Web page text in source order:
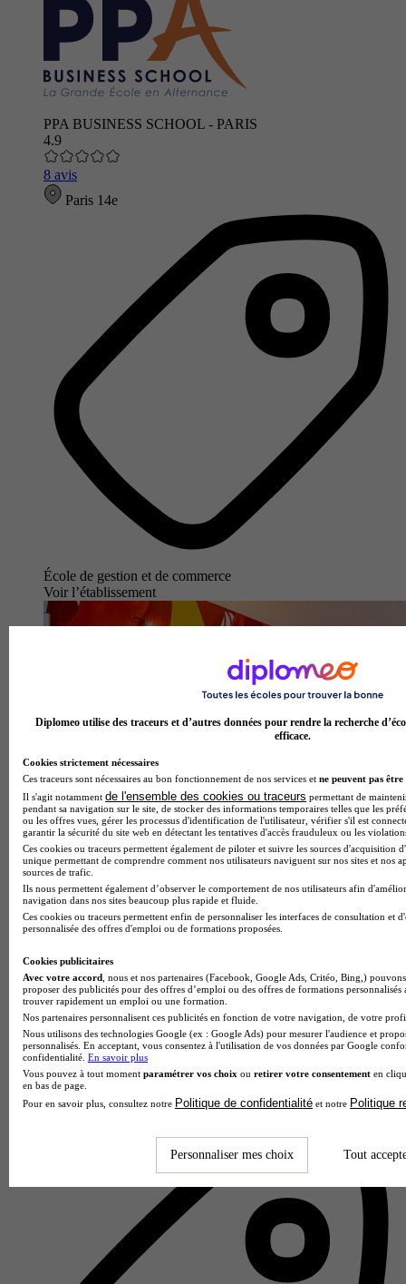
PPA BUSINESS SCHOOL - PARIS
4.9
8 avis
Paris 14e
École de gestion et de commerce
Voir l’établissement
IFAG - Paris
4.6
13 avis
Diplomeo utilise des traceurs et d’autres données pour rendre la recherche
efficace.
Cookies strictement nécessaires
Ces traceurs sont nécessaires au bon fonctionnement de nos services et ne peuvent pas être
Il s'agit notamment de l'ensemble des cookies ou traceurs permettant de
pendant sa navigation sur le site, de stocker des informations temporaires telles que les
ou les offres vues, gérer les processus d'identification de l'utilisateur, vérifier s'il est
garantir la sécurité du site web en détectant les tentatives d'accès frauduleux ou les
Ces cookies ou traceurs permettent également de piloter et suivre les sources d'acquisition
unique permettant de comprendre comment nos utilisateurs naviguent sur nos sites et nos
sources de trafic.
Ils nous permettent également d’observer le comportement de nos utilisateurs afin
navigation dans nos sites beaucoup plus rapide et fluide.
Ces cookies ou traceurs permettent enfin de personnaliser les interfaces de consultation et
personnalisée des offres d'emploi ou de formations proposées.
Cookies publicitaires
Avec votre accord , nous et nos partenaires (Facebook, Google Ads, Critéo, Bing,)
proposer des publicités pour des offres d’emploi ou des offres de formations
trouver rapidement un emploi ou une formation.
Nos partenaires personnalisent ces publicités en fonction de votre navigation, de votre
Nous utilisons des technologies Google (ex : Google Ads) pour mesurer l'audience et
personnalisés. En acceptant, vous consentez à l'utilisation de vos données par Google
confidentialité. En savoir plus
Vous pouvez à tout moment paramétrer vos choix ou retirer votre consentement en
en bas de page.
Pour en savoir plus, consultez notre Politique de confidentialité et notre Politique
Personnaliser mes choix Tout